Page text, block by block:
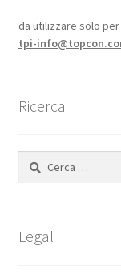
da utilizzare solo per
tpi-
Ricerca
Ricerca
Legal